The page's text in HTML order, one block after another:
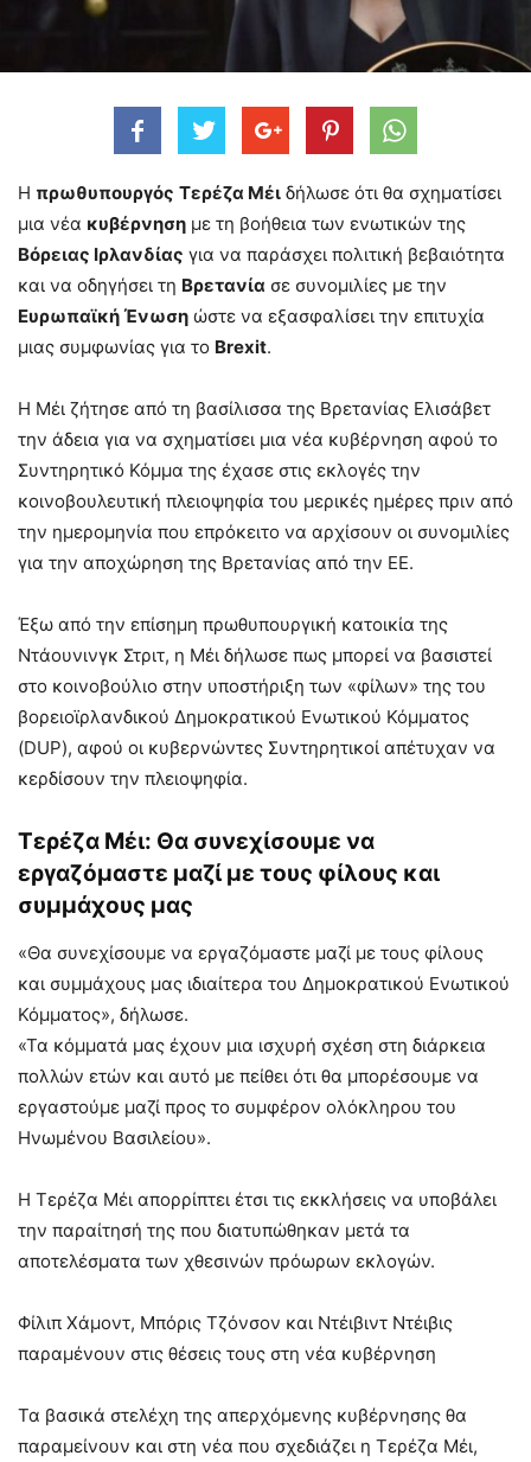
Η πρωθυπουργός Τερέζα Μέι δήλωσε ότι θα σχηματίσει
μια νέα κυβέρνηση με τη βοήθεια των ενωτικών της
Βόρειας Ιρλανδίας για να παράσχει πολιτική βεβαιότητα
και να οδηγήσει τη Βρετανία σε συνομιλίες με την
Ευρωπαϊκή Ένωση ώστε να εξασφαλίσει την επιτυχία
μιας συμφωνίας για το Brexit.
Η Μέι ζήτησε από τη βασίλισσα της Βρετανίας Ελισάβετ
την άδεια για να σχηματίσει μια νέα κυβέρνηση αφού το
Συντηρητικό Κόμμα της έχασε στις εκλογές την
κοινοβουλευτική πλειοψηφία του μερικές ημέρες πριν από
την ημερομηνία που επρόκειτο να αρχίσουν οι συνομιλίες
για την αποχώρηση της Βρετανίας από την ΕΕ.
Έξω από την επίσημη πρωθυπουργική κατοικία της
Ντάουνινγκ Στριτ, η Μέι δήλωσε πως μπορεί να βασιστεί
στο κοινοβούλιο στην υποστήριξη των «φίλων» της του
βορειοϊρλανδικού Δημοκρατικού Ενωτικού Κόμματος
(DUP), αφού οι κυβερνώντες Συντηρητικοί απέτυχαν να
κερδίσουν την πλειοψηφία.
Τερέζα Μέι: Θα συνεχίσουμε να
εργαζόμαστε μαζί με τους φίλους και
συμμάχους μας
«Θα συνεχίσουμε να εργαζόμαστε μαζί με τους φίλους
και συμμάχους μας ιδιαίτερα του Δημοκρατικού Ενωτικού
Κόμματος», δήλωσε.
«Τα κόμματά μας έχουν μια ισχυρή σχέση στη διάρκεια
πολλών ετών και αυτό με πείθει ότι θα μπορέσουμε να
εργαστούμε μαζί προς το συμφέρον ολόκληρου του
Ηνωμένου Βασιλείου».
Η Τερέζα Μέι απορρίπτει έτσι τις εκκλήσεις να υποβάλει
την παραίτησή της που διατυπώθηκαν μετά τα
αποτελέσματα των χθεσινών πρόωρων εκλογών.
Φίλιπ Χάμοντ, Μπόρις Τζόνσον και Ντέιβιντ Ντέιβις
παραμένουν στις θέσεις τους στη νέα κυβέρνηση
Τα βασικά στελέχη της απερχόμενης κυβέρνησης θα
παραμείνουν και στη νέα που σχεδιάζει η Τερέζα Μέι,